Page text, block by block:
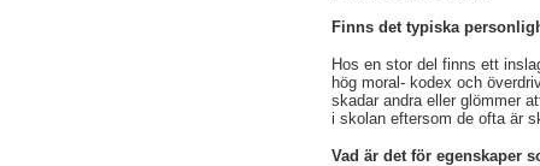
Finns det typiska
Hos en stor del finns ett
hög moral- kodex och
skadar andra eller glömmer
i skolan eftersom de ofta är
Vad är det för egenskaper